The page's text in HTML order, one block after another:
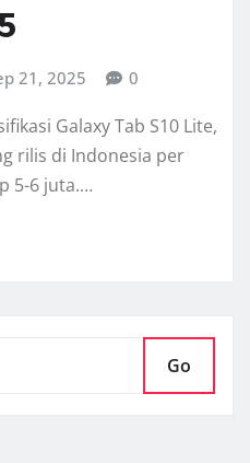
21, 2025 0
Galaxy Tab S10 Lite,
rilis di Indonesia per
5-6 juta.…
Go